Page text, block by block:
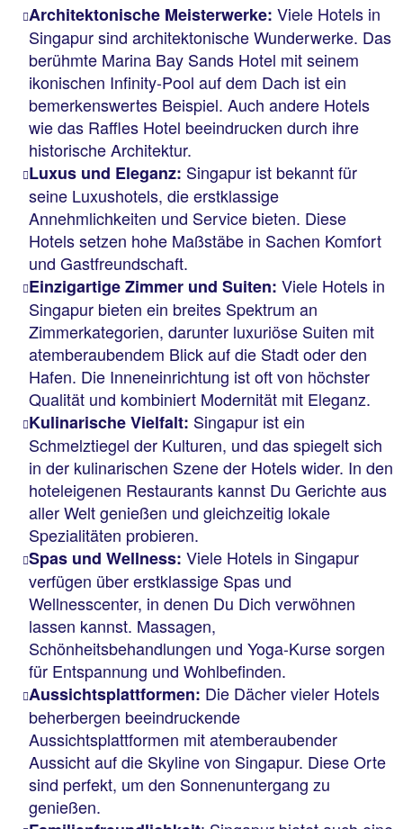
Architektonische Meisterwerke: Viele Hotels in
Singapur sind architektonische Wunderwerke. Das
berühmte Marina Bay Sands Hotel mit seinem
ikonischen Infinity-Pool auf dem Dach ist ein
bemerkenswertes Beispiel. Auch andere Hotels
wie das Raffles Hotel beeindrucken durch ihre
historische Architektur.
Luxus und Eleganz: Singapur ist bekannt für
seine Luxushotels, die erstklassige
Annehmlichkeiten und Service bieten. Diese
Hotels setzen hohe Maßstäbe in Sachen Komfort
und Gastfreundschaft.
Einzigartige Zimmer und Suiten: Viele Hotels in
Singapur bieten ein breites Spektrum an
Zimmerkategorien, darunter luxuriöse Suiten mit
atemberaubendem Blick auf die Stadt oder den
Hafen. Die Inneneinrichtung ist oft von höchster
Qualität und kombiniert Modernität mit Eleganz.
Kulinarische Vielfalt: Singapur ist ein
Schmelztiegel der Kulturen, und das spiegelt sich
in der kulinarischen Szene der Hotels wider. In den
hoteleigenen Restaurants kannst Du Gerichte aus
aller Welt genießen und gleichzeitig lokale
Spezialitäten probieren.
Spas und Wellness: Viele Hotels in Singapur
verfügen über erstklassige Spas und
Wellnesscenter, in denen Du Dich verwöhnen
lassen kannst. Massagen,
Schönheitsbehandlungen und Yoga-Kurse sorgen
für Entspannung und Wohlbefinden.
Aussichtsplattformen: Die Dächer vieler Hotels
beherbergen beeindruckende
Aussichtsplattformen mit atemberaubender
Aussicht auf die Skyline von Singapur. Diese Orte
sind perfekt, um den Sonnenuntergang zu
genießen.